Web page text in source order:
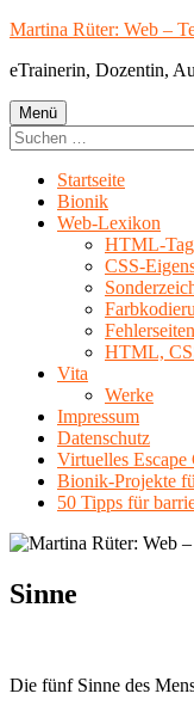
Springe
Inhalt
Martina Rüter: Web –
eTrainerin, Dozentin,
Primäres
Menü
Menü
Suchen
nach:
Startseite
Bionik
Web-Lexikon
HTML-
CSS-
Fehlerseiten
HTML,
Vita
Werke
Impressum
Datenschutz
Virtuelles
Bionik-Projekte
50 Tipps für
Sinne
Die fünf Sinne des